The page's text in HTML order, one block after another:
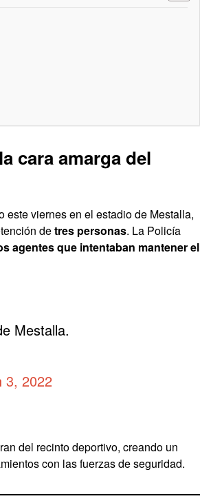
cara amarga del
este viernes en el estadio de Mestalla,
detres personas. La Policía
agentes que intentaban mantener el
Mestalla.
3, 2022
del recinto deportivo, creando un
con las fuerzas de seguridad.